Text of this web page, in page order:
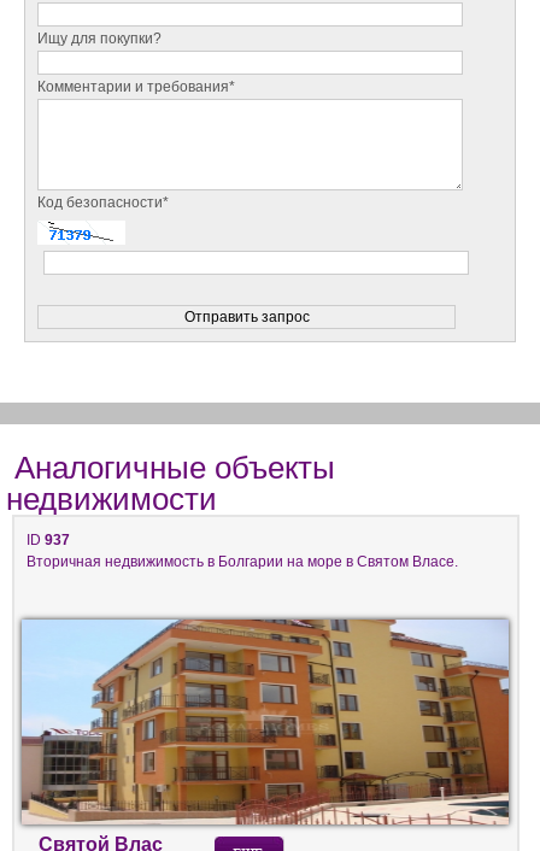
Ищу для покупки?
Комментарии и требования*
Код безопасности*
Аналогичные объекты
недвижимости
ID 937
Вторичная недвижимость в Болгарии на море в Святом Власе.
Святой Влас